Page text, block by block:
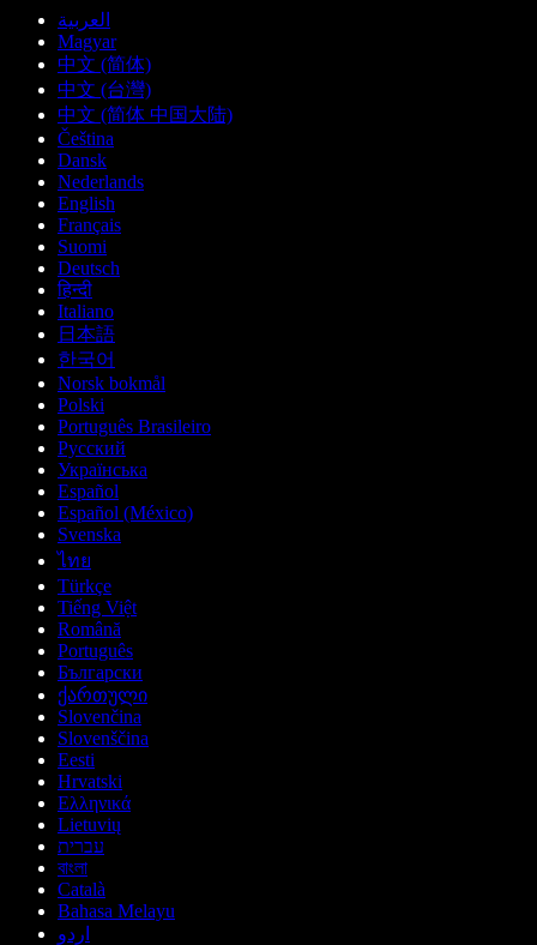
العربية
Magyar
中文 (简体)
中文 (台灣)
中文 (简体 中国大陆)
Čeština
Dansk
Nederlands
English
Français
Suomi
Deutsch
हिन्दी
Italiano
日本語
한국어
Norsk bokmål
Polski
Português Brasileiro
Русский
Українська
Español
Español (México)
Svenska
ไทย
Türkçe
Tiếng Việt
Română
Português
Български
ქართული
Slovenčina
Slovenščina
Eesti
Hrvatski
Ελληνικά
Lietuvių
עברית
বাংলা
Català
Bahasa Melayu
اردو